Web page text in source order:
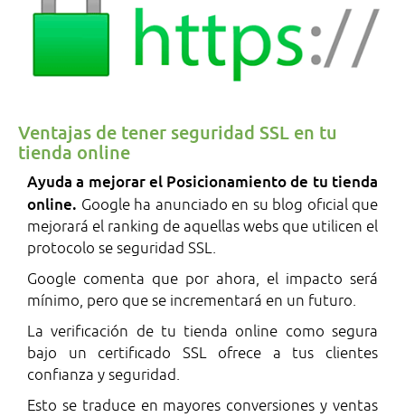
Ventajas de tener seguridad SSL en tu
tienda online
Ayuda a mejorar el Posicionamiento de tu tienda
online. Google ha anunciado en su blog oficial que
mejorará el ranking de aquellas webs que utilicen el
protocolo se seguridad SSL.
Google comenta que por ahora, el impacto será
mínimo, pero que se incrementará en un futuro.
La verificación de tu tienda online como segura
bajo un certificado SSL ofrece a tus clientes
confianza y seguridad.
Esto se traduce en mayores conversiones y ventas